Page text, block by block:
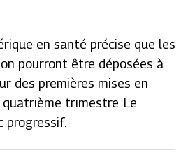
en santé précise que les
pourront être déposées à
des premières mises en
trimestre. Le
progressif.